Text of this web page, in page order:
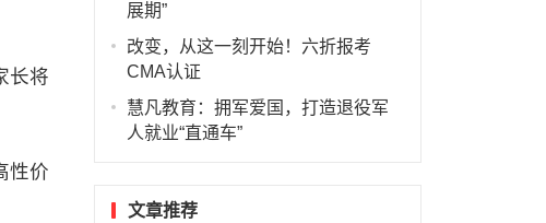
长将
性价
展期”
改变，从这一刻开始！六折报考
CMA认证
慧凡教育：拥军爱国，打造退役军
人就业“直通车”
文章推荐